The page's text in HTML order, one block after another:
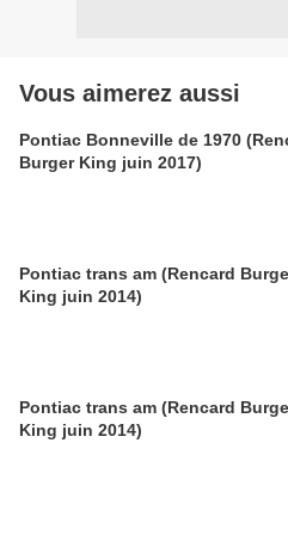
Vous aimerez aussi
Pontiac Bonneville de 1970
Burger King juin 2017)
Pontiac trans am (Rencard
King juin 2014)
Pontiac trans am (Rencard
King juin 2014)